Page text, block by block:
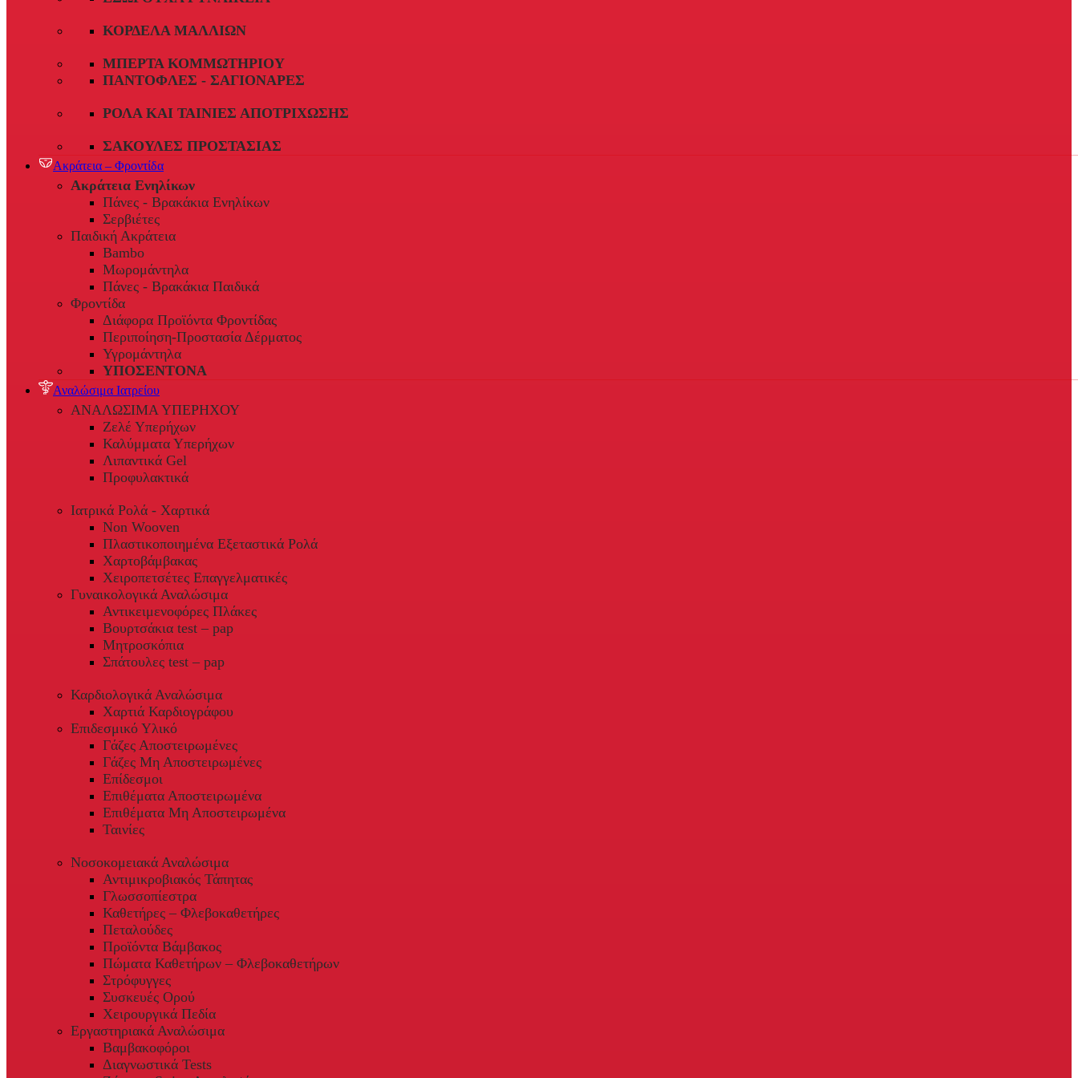
ΚΟΡΔΈΛΑ ΜΑΛΛΙΏΝ
ΜΠΈΡΤΑ ΚΟΜΜΩΤΗΡΊΟΥ
ΠΑΝΤΌΦΛΕΣ - ΣΑΓΙΟΝΆΡΕΣ
ΡΟΛΆ ΚΑΙ ΤΑΙΝΊΕΣ ΑΠΟΤΡΊΧΩΣΗΣ
ΣΑΚΟΎΛΕΣ ΠΡΟΣΤΑΣΊΑΣ
Ακράτεια – Φροντίδα
Ακράτεια Ενηλίκων
Πάνες - Βρακάκια Ενηλίκων
Σερβιέτες
Παιδική Ακράτεια
Bambo
Μωρομάντηλα
Πάνες - Βρακάκια Παιδικά
Φροντίδα
Διάφορα Προϊόντα Φροντίδας
Περιποίηση-Προστασία Δέρματος
Υγρομάντηλα
ΥΠΟΣΕΝΤΟΝΑ
Αναλώσιμα Ιατρείου
ΑΝΑΛΩΣΙΜΑ ΥΠΕΡΗΧΟΥ
Ζελέ Υπερήχων
Καλύμματα Υπερήχων
Λιπαντικά Gel
Προφυλακτικά
Ιατρικά Ρολά - Χαρτικά
Non Wooven
Πλαστικοποιημένα Εξεταστικά Ρολά
Χαρτοβάμβακας
Χειροπετσέτες Επαγγελματικές
Γυναικολογικά Αναλώσιμα
Αντικειμενοφόρες Πλάκες
Βουρτσάκια test – pap
Μητροσκόπια
Σπάτουλες test – pap
Καρδιολογικά Αναλώσιμα
Χαρτιά Καρδιογράφου
Επιδεσμικό Υλικό
Γάζες Αποστειρωμένες
Γάζες Μη Αποστειρωμένες
Επίδεσμοι
Επιθέματα Αποστειρωμένα
Επιθέματα Μη Αποστειρωμένα
Ταινίες
Νοσοκομειακά Αναλώσιμα
Αντιμικροβιακός Τάπητας
Γλωσσοπίεστρα
Καθετήρες – Φλεβοκαθετήρες
Πεταλούδες
Προϊόντα Βάμβακος
Πώματα Καθετήρων – Φλεβοκαθετήρων
Στρόφυγγες
Συσκευές Ορού
Χειρουργικά Πεδία
Εργαστηριακά Αναλώσιμα
Βαμβακοφόροι
Διαγνωστικά Tests